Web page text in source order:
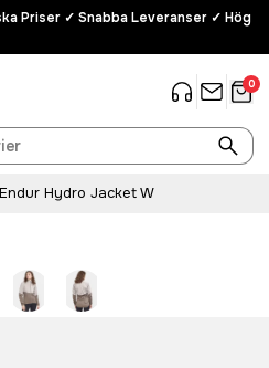
Priser ✓ Snabba Leveranser ✓ Hög
0
Hydro Jacket W